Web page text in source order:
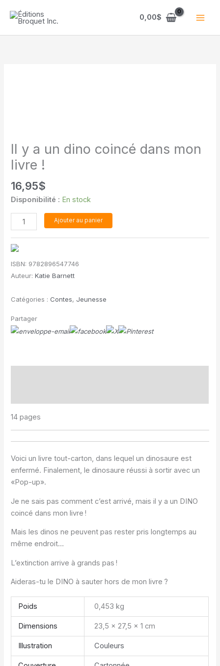
0,00$
Il y a un dino coincé dans mon
livre !
16,95$
Disponibilité : En stock
quantité
de
Il
y
a
un
coincé
mon
livre
Ajouter au panier
ISBN: 9782896547746
Auteur:Katie Barnett
Catégories :Contes, Jeunesse
Partager
14 pages
Voici un livre tout-carton, dans lequel un dinosaure est
enfermé. Finalement, le dinosaure réussi à sortir avec un
«Pop-up».
Je ne sais pas comment c’est arrivé, mais il y a un DINO
coincé dans mon livre !
Mais les dinos ne peuvent pas rester pris longtemps au
même endroit…
L’extinction arrive à grands pas !
Aideras-tu le DINO à sauter hors de mon livre ?
Poids 0,453 kg
Dimensions 23,5 × 27,5 × 1 cm
Illustration Couleurs